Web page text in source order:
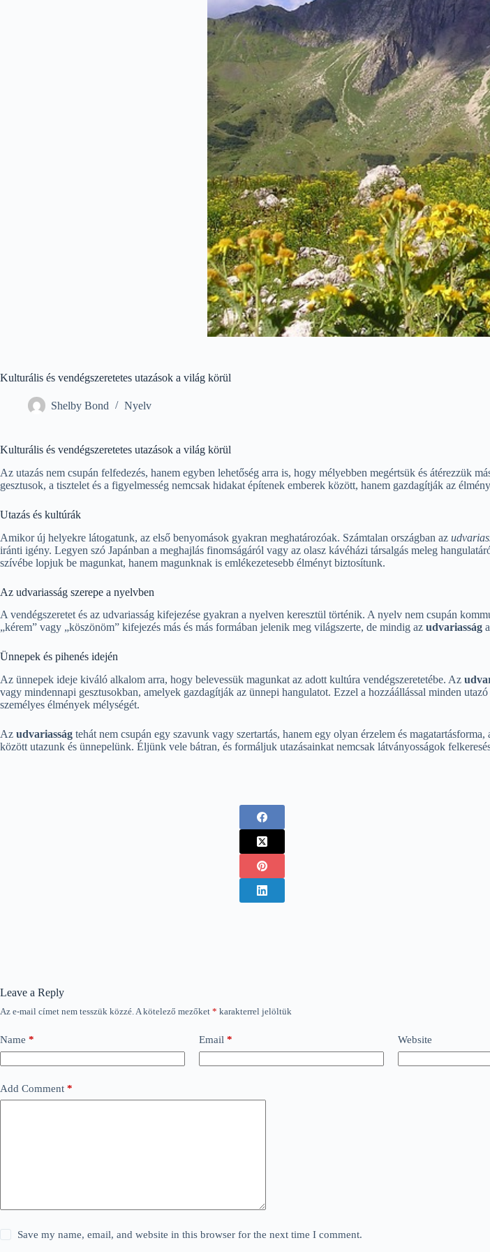
Kulturális és vendégszeretetes utazások a világ körül
Shelby Bond Nyelv
Kulturális és vendégszeretetes utazások a világ körül
Az utazás nem csupán felfedezés, hanem egyben lehetőség arra is, hogy mélyebben megértsük és átérezzük
gesztusok, a tisztelet és a figyelmesség nemcsak hidakat építenek emberek között, hanem gazdagítják az
Utazás és kultúrák
Amikor új helyekre látogatunk, az első benyomások gyakran meghatározóak. Számtalan országban az
iránti igény. Legyen szó Japánban a meghajlás finomságáról vagy az olasz kávéházi társalgás meleg
szívébe lopjuk be magunkat, hanem magunknak is emlékezetesebb élményt biztosítunk.
Az udvariasság szerepe a nyelvben
A vendégszeretet és az udvariasság kifejezése gyakran a nyelven keresztül történik. A nyelv nem csupán
„kérem” vagy „köszönöm” kifejezés más és más formában jelenik meg világszerte, de mindig az udvariasság
Ünnepek és pihenés idején
Az ünnepek ideje kiváló alkalom arra, hogy belevessük magunkat az adott kultúra vendégszeretetébe. Az
vagy mindennapi gesztusokban, amelyek gazdagítják az ünnepi hangulatot. Ezzel a hozzáállással minden
személyes élmények mélységét.
Az udvariasság tehát nem csupán egy szavunk vagy szertartás, hanem egy olyan érzelem és
között utazunk és ünnepelünk. Éljünk vele bátran, és formáljuk utazásainkat nemcsak látványosságok
Leave a Reply
Az e-mail címet nem tesszük közzé.A kötelező mezőket * karakterrel jelöltük
Name * Email * Website
Add Comment *
Save my name, email, and website in this browser for the next time I comment.